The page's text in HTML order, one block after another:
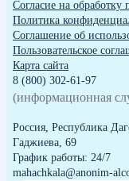
Согласие на
Политика
Cоглашение об
Пользовательское
Карта сайта
8 (800) 302-61-97
(информационная
Россия, Республика
Гаджиева, 69
График работы: 24/7
mahachkala@anonim-